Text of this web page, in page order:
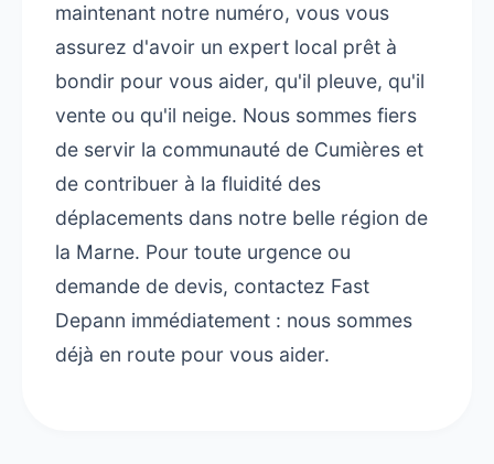
maintenant notre numéro, vous vous
assurez d'avoir un expert local prêt à
bondir pour vous aider, qu'il pleuve, qu'il
vente ou qu'il neige. Nous sommes fiers
de servir la communauté de Cumières et
de contribuer à la fluidité des
déplacements dans notre belle région de
la Marne. Pour toute urgence ou
demande de devis, contactez Fast
Depann immédiatement : nous sommes
déjà en route pour vous aider.